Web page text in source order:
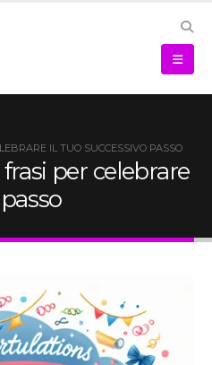
IL TUO SUCCESSIVO PASSO
per celebrare